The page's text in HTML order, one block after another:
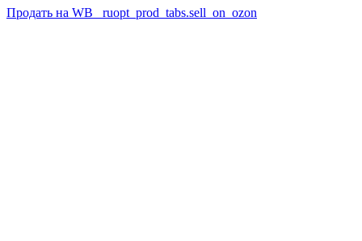
Продать на WB
_ruopt_prod_tabs.sell_on_ozon